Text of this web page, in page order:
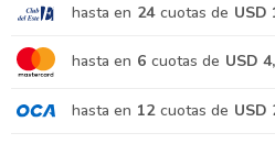
hasta en 24 cuotas de USD
hasta en 6 cuotas de USD
hasta en 12 cuotas de USD